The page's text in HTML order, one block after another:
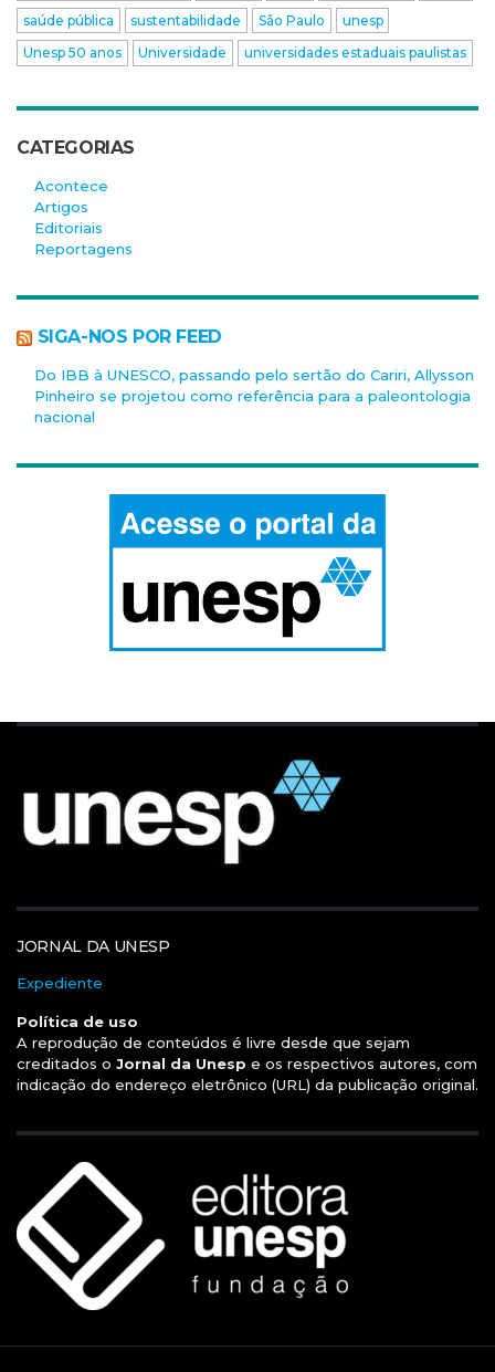
saúde pública
sustentabilidade São Paulo
unesp
Unesp 50 anos
Universidade universidades estaduais paulistas
CATEGORIAS
Acontece
Artigos
Editoriais
Reportagens
SIGA-NOS POR FEED
Do IBB à UNESCO, passando pelo sertão do Cariri, Allysson
Pinheiro se projetou como referência para a paleontologia
nacional
JORNAL DA UNESP
Expediente
Política de uso
A reprodução de conteúdos é livre desde que sejam
creditados o Jornal da Unesp e os respectivos autores, com
indicação do endereço eletrônico (URL) da publicação original.